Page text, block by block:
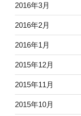
2016年3月
2016年2月
2016年1月
2015年12月
2015年11月
2015年10月